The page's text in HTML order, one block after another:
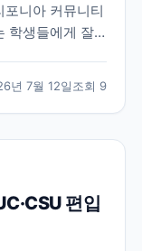
니아 커뮤니티
학생들에게 잘
년 7월 12일조회 9
편입